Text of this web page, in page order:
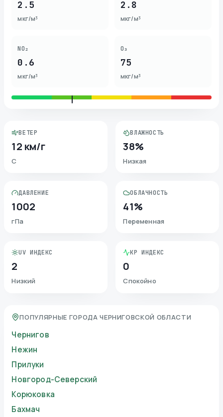
2.5
мкг/м³
2.8
мкг/м³
NO₂
0.6
мкг/м³
O₃
75
мкг/м³
ВЕТЕР
12 км/г
С
ВЛАЖНОСТЬ
38%
Низкая
ДАВЛЕНИЕ
1002
гПа
ОБЛАЧНОСТЬ
41%
Переменная
UV ИНДЕКС
2
Низкий
KP ИНДЕКС
0
Спокойно
ПОПУЛЯРНЫЕ ГОРОДА ЧЕРНИГОВСКОЙ ОБЛАСТИ
Чернигов
Нежин
Прилуки
Новгород-Северский
Корюковка
Бахмач